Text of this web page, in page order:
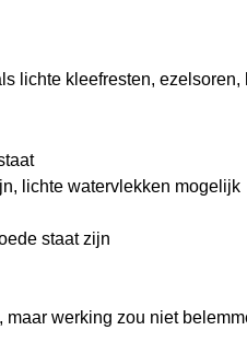
lichte kleefresten,
lichte watervlekken mogelijk
staat zijn
werking zou niet